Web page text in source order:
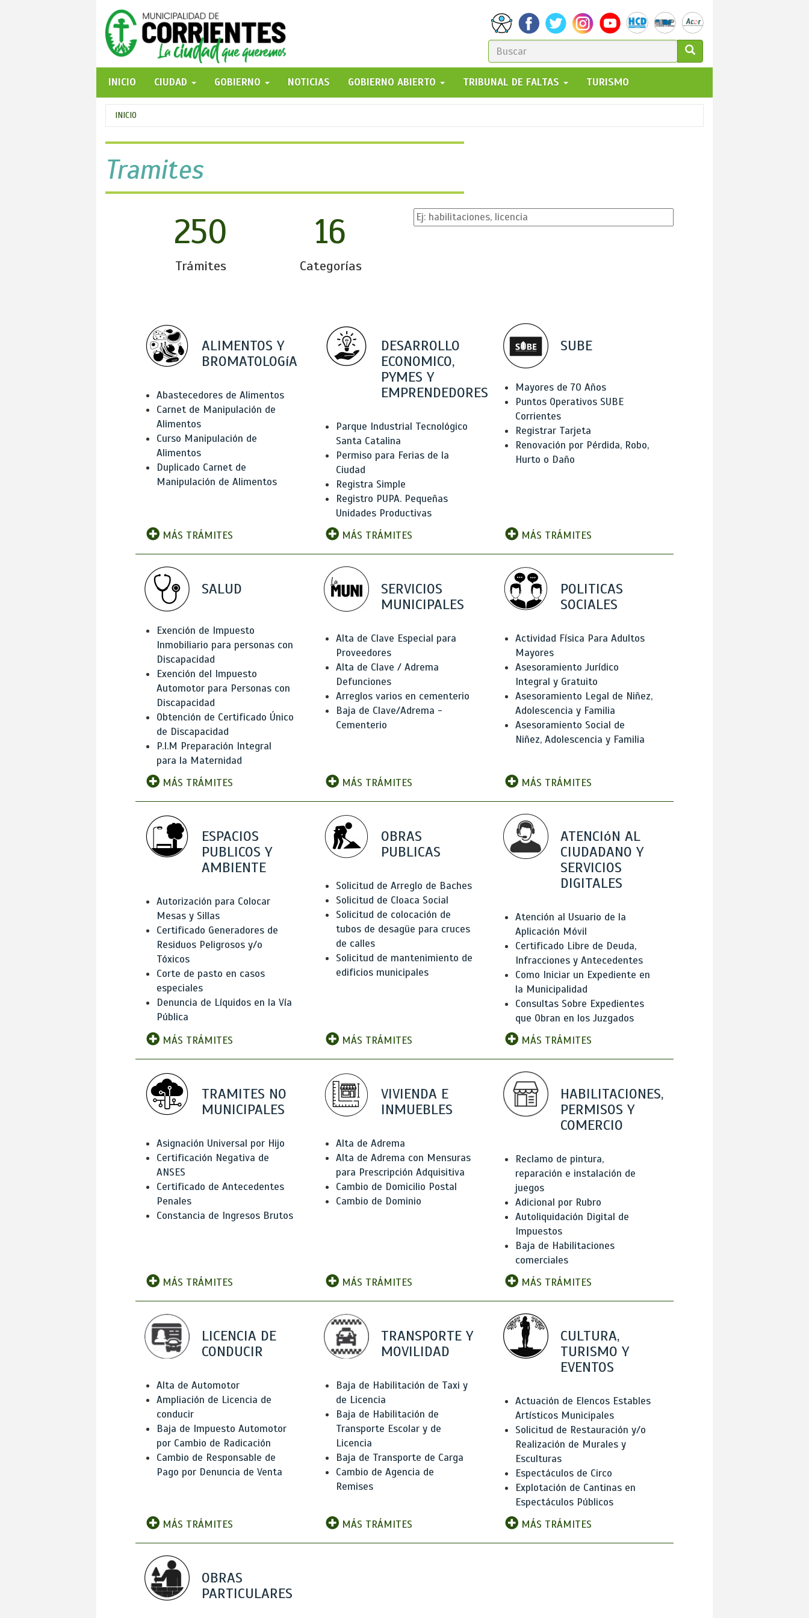
FORMULARIO
DE
BÚSQUEDA
GO!
INICIO
CIUDAD GOBIERNO NOTICIAS GOBIERNO ABIERTO TRIBUNAL DE FALTAS TURISMO
Se
encuentra
usted
aquí
INICIO
Tramites
250
Trámites
16
Categorías
ALIMENTOS Y
BROMATOLOGíA
Abastecedores de Alimentos
Carnet de Manipulación de
Alimentos
Curso Manipulación de
Alimentos
Duplicado Carnet de
Manipulación de Alimentos
MÁS TRÁMITES
DESARROLLO
ECONOMICO,
PYMES Y
EMPRENDEDORES
Parque Industrial Tecnológico
Santa Catalina
Permiso para Ferias de la
Ciudad
Registra Simple
Registro PUPA. Pequeñas
Unidades Productivas
MÁS TRÁMITES
SUBE
Mayores de 70 Años
Puntos Operativos SUBE
Corrientes
Registrar Tarjeta
Renovación por Pérdida, Robo,
Hurto o Daño
MÁS TRÁMITES
SALUD
Exención de Impuesto
Inmobiliario para personas con
Discapacidad
Exención del Impuesto
Automotor para Personas con
Discapacidad
Obtención de Certificado Único
de Discapacidad
P.I.M Preparación Integral
para la Maternidad
MÁS TRÁMITES
SERVICIOS
MUNICIPALES
Alta de Clave Especial para
Proveedores
Alta de Clave / Adrema
Defunciones
Arreglos varios en cementerio
Baja de Clave/Adrema -
Cementerio
MÁS TRÁMITES
POLITICAS
SOCIALES
Actividad Física Para Adultos
Mayores
Asesoramiento Jurídico
Integral y Gratuito
Asesoramiento Legal de Niñez,
Adolescencia y Familia
Asesoramiento Social de
Niñez, Adolescencia y Familia
MÁS TRÁMITES
ESPACIOS
PUBLICOS Y
AMBIENTE
Autorización para Colocar
Mesas y Sillas
Certificado Generadores de
Residuos Peligrosos y/o
Tóxicos
Corte de pasto en casos
especiales
Denuncia de Líquidos en la Vía
Pública
MÁS TRÁMITES
OBRAS
PUBLICAS
Solicitud de Arreglo de Baches
Solicitud de Cloaca Social
Solicitud de colocación de
tubos de desagüe para cruces
de calles
Solicitud de mantenimiento de
edificios municipales
MÁS TRÁMITES
ATENCIóN AL
CIUDADANO Y
SERVICIOS
DIGITALES
Atención al Usuario de la
Aplicación Móvil
Certificado Libre de Deuda,
Infracciones y Antecedentes
Como Iniciar un Expediente en
la Municipalidad
Consultas Sobre Expedientes
que Obran en los Juzgados
MÁS TRÁMITES
TRAMITES NO
MUNICIPALES
Asignación Universal por Hijo
Certificación Negativa de
ANSES
Certificado de Antecedentes
Penales
Constancia de Ingresos Brutos
MÁS TRÁMITES
VIVIENDA E
INMUEBLES
Alta de Adrema
Alta de Adrema con Mensuras
para Prescripción Adquisitiva
Cambio de Domicilio Postal
Cambio de Dominio
MÁS TRÁMITES
HABILITACIONES,
PERMISOS Y
COMERCIO
Reclamo de pintura,
reparación e instalación de
juegos
Adicional por Rubro
Autoliquidación Digital de
Impuestos
Baja de Habilitaciones
comerciales
MÁS TRÁMITES
LICENCIA DE
CONDUCIR
Alta de Automotor
Ampliación de Licencia de
conducir
Baja de Impuesto Automotor
por Cambio de Radicación
Cambio de Responsable de
Pago por Denuncia de Venta
MÁS TRÁMITES
TRANSPORTE Y
MOVILIDAD
Baja de Habilitación de Taxi y
de Licencia
Baja de Habilitación de
Transporte Escolar y de
Licencia
Baja de Transporte de Carga
Cambio de Agencia de
Remises
MÁS TRÁMITES
CULTURA,
TURISMO Y
EVENTOS
Actuación de Elencos Estables
Artísticos Municipales
Solicitud de Restauración y/o
Realización de Murales y
Esculturas
Espectáculos de Circo
Explotación de Cantinas en
Espectáculos Públicos
MÁS TRÁMITES
OBRAS
PARTICULARES